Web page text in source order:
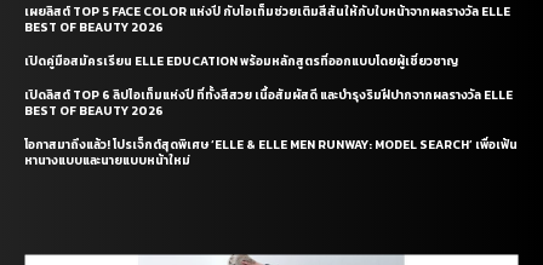
เผยลิสต์ TOP 5 FACE COLOR แห่งปี กับไอเท็มช่วยเติมสีสันให้กับใบหน้าจากผลรางวัล ELLE
BEST OF BEAUTY 2026
เปิดคู่มือสมัครเรียน ELLE EDUCATION พร้อมหลักสูตรที่ออกแบบโดยผู้เชี่ยวชาญ
เปิดลิสต์ TOP 6 ลิปไอเท็มแห่งปี ที่ทั้งสีสวย เนื้อสัมผัสดี และบำรุงริมฝีปากจากผลรางวัล ELLE
BEST OF BEAUTY 2026
โอกาสมาถึงแล้ว! โปรเจ็กต์สุดพิเศษ ‘ELLE & ELLE MEN RUNWAY: MODEL SEARCH’ เพื่อเฟ้น
หานางแบบและนายแบบหน้าใหม่